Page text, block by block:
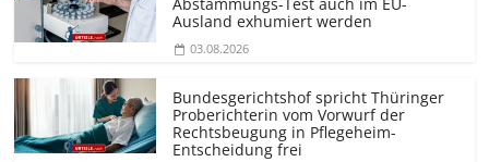
Abstammungs-Test auch im EU-
Ausland exhumiert werden
03.08.2026
Bundesgerichtshof spricht Thüringer
Proberichterin vom Vorwurf der
Rechtsbeugung in Pflegeheim-
Entscheidung frei